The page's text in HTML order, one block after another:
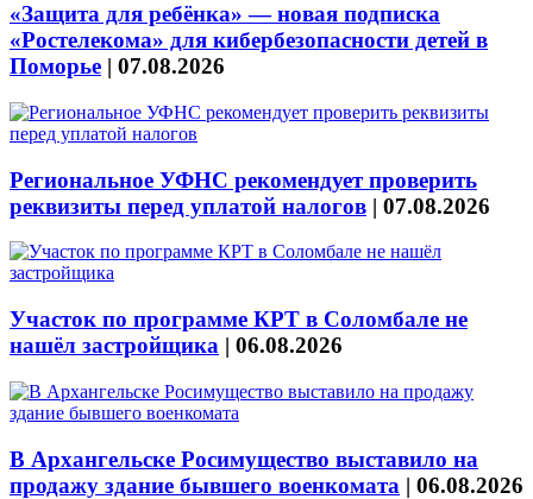
«Защита для ребёнка» — новая подписка
«Ростелекома» для кибербезопасности детей в
Поморье | 07.08.2026
Региональное УФНС рекомендует проверить
реквизиты перед уплатой налогов | 07.08.2026
Участок по программе КРТ в Соломбале не
нашёл застройщика | 06.08.2026
В Архангельске Росимущество выставило на
продажу здание бывшего военкомата | 06.08.2026